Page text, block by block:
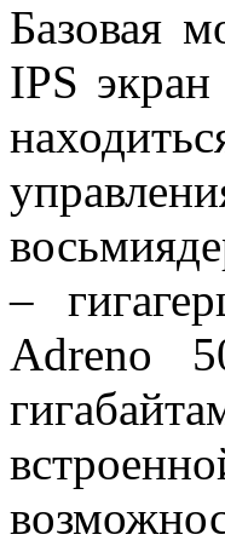
Базовая
IPS
–
Adreno